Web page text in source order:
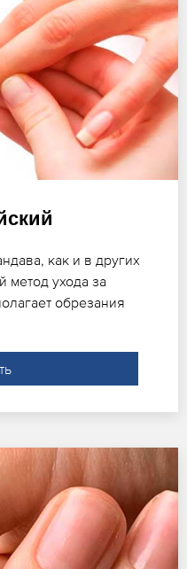
как и в других
метод ухода за
обрезания